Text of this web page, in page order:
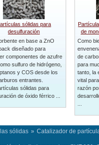
sólidas para
desulfuración
en base a ZnO
diseñado para
componentes de azufre
sulfuro de hidrógeno,
y COS desde los
entrantes.
sólidas para
de óxido férrico ...
de
Como
de
para
tanto, la
vital
razón
sólidas » Catalizador de